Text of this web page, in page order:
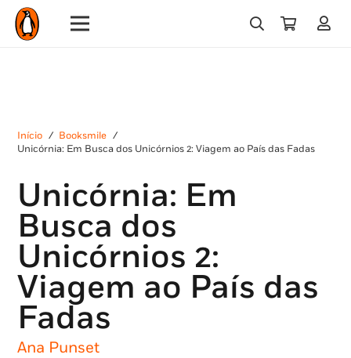
Início / Booksmile /
Unicórnia: Em Busca dos Unicórnios 2: Viagem ao País das Fadas
Unicórnia: Em
Busca dos
Unicórnios 2:
Viagem ao País das
Fadas
Ana Punset